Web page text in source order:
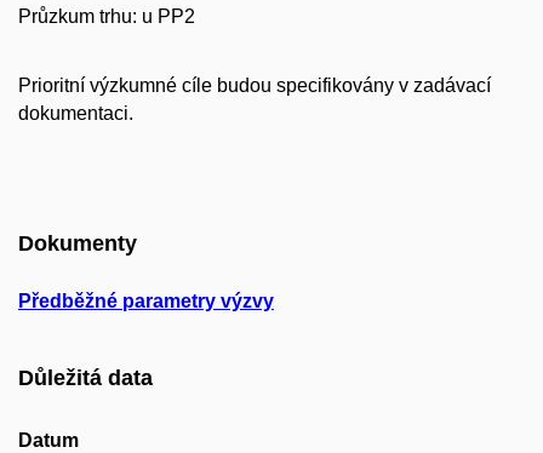
Průzkum trhu: u PP2
Prioritní výzkumné cíle budou specifikovány v zadávací
dokumentaci.
Dokumenty
Předběžné parametry výzvy
Důležitá data
Datum